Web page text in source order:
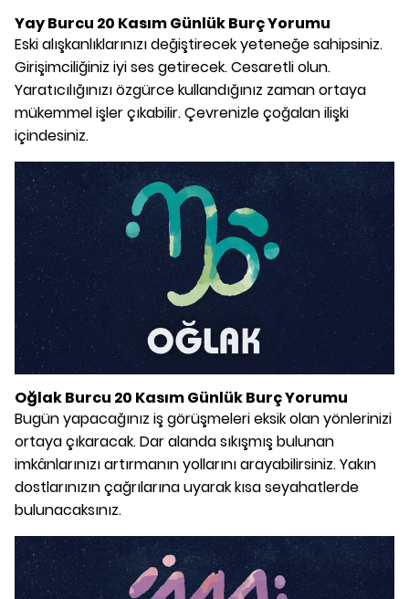
Yay Burcu 20 Kasım Günlük Burç Yorumu
Eski alışkanlıklarınızı değiştirecek yeteneğe sahipsiniz.
Girişimciliğiniz iyi ses getirecek. Cesaretli olun.
Yaratıcılığınızı özgürce kullandığınız zaman ortaya
mükemmel işler çıkabilir. Çevrenizle çoğalan ilişki
içindesiniz.
Oğlak Burcu 20 Kasım Günlük Burç Yorumu
Bugün yapacağınız iş görüşmeleri eksik olan yönlerinizi
ortaya çıkaracak. Dar alanda sıkışmış bulunan
imkânlarınızı artırmanın yollarını arayabilirsiniz. Yakın
dostlarınızın çağrılarına uyarak kısa seyahatlerde
bulunacaksınız.